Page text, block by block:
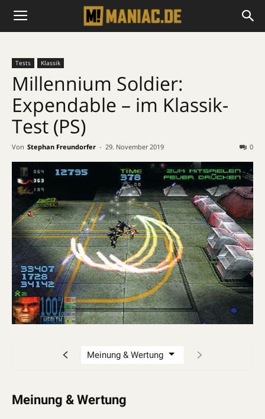
Tests Klassik
Millennium Soldier:
Expendable – im Klassik-
Test (PS)
Von Stephan Freundorfer - 29. November 2019 0
Meinung & Wertung